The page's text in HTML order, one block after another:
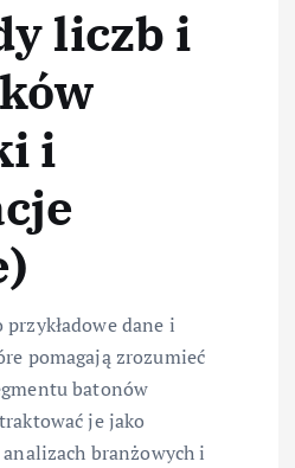
liczb i
i
dane i
pomagają zrozumieć
batonów
je jako
branżowych i